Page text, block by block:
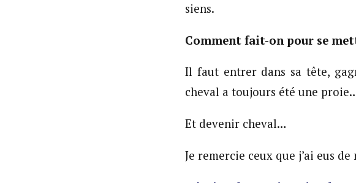
siens.
Comment fait-on pour se
Il faut entrer dans sa tête,
cheval a toujours été une
Et devenir cheval…
Je remercie ceux que j’ai eus